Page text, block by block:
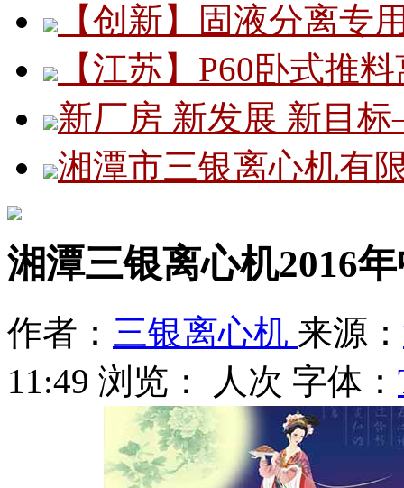
【创新】固液分离专
【江苏】P60卧式推
新厂房 新发展 新目
湘潭市三银离心机有
湘潭三银离心机2016
作者： 三银离心机 来源：
11:49 浏览： 人次 字体：